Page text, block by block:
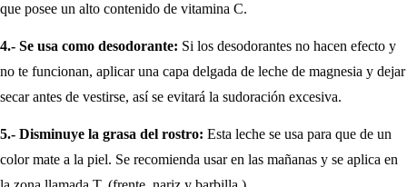
que posee un alto contenido de vitamina C.
4.- Se usa como desodorante: Si los desodorantes no hacen efecto y
no te funcionan, aplicar una capa delgada de leche de magnesia y dejar
secar antes de vestirse, así se evitará la sudoración excesiva.
5.- Disminuye la grasa del rostro: Esta leche se usa para que de un
color mate a la piel. Se recomienda usar en las mañanas y se aplica en